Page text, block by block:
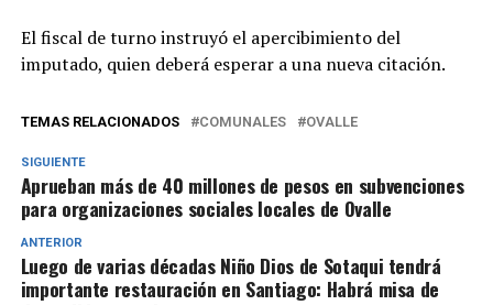
El fiscal de turno instruyó el apercibimiento del
imputado, quien deberá esperar a una nueva citación.
TEMAS RELACIONADOS COMUNALES OVALLE
SIGUIENTE
Aprueban más de 40 millones de pesos en subvenciones
para organizaciones sociales locales de Ovalle
ANTERIOR
Luego de varias décadas Niño Dios de Sotaqui tendrá
importante restauración en Santiago: Habrá misa de